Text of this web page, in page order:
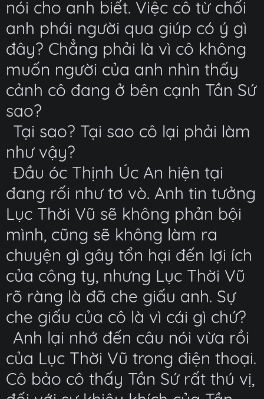
nói cho anh biết. Việc cô từ chối
anh phái người qua giúp có ý gì
đây? Chẳng phải là vì cô không
muốn người của anh nhìn thấy
cảnh cô đang ở bên cạnh Tần Sứ
sao?
Tại sao? Tại sao cô lại phải làm
như vậy?
Đầu óc Thịnh Úc An hiện tại
đang rối như tơ vò. Anh tin tưởng
Lục Thời Vũ sẽ không phản bội
mình, cũng sẽ không làm ra
chuyện gì gây tổn hại đến lợi ích
của công ty, nhưng Lục Thời Vũ
rõ ràng là đã che giấu anh. Sự
che giấu của cô là vì cái gì chứ?
Anh lại nhớ đến câu nói vừa rồi
của Lục Thời Vũ trong điện thoại.
Cô bảo cô thấy Tần Sứ rất thú vị,